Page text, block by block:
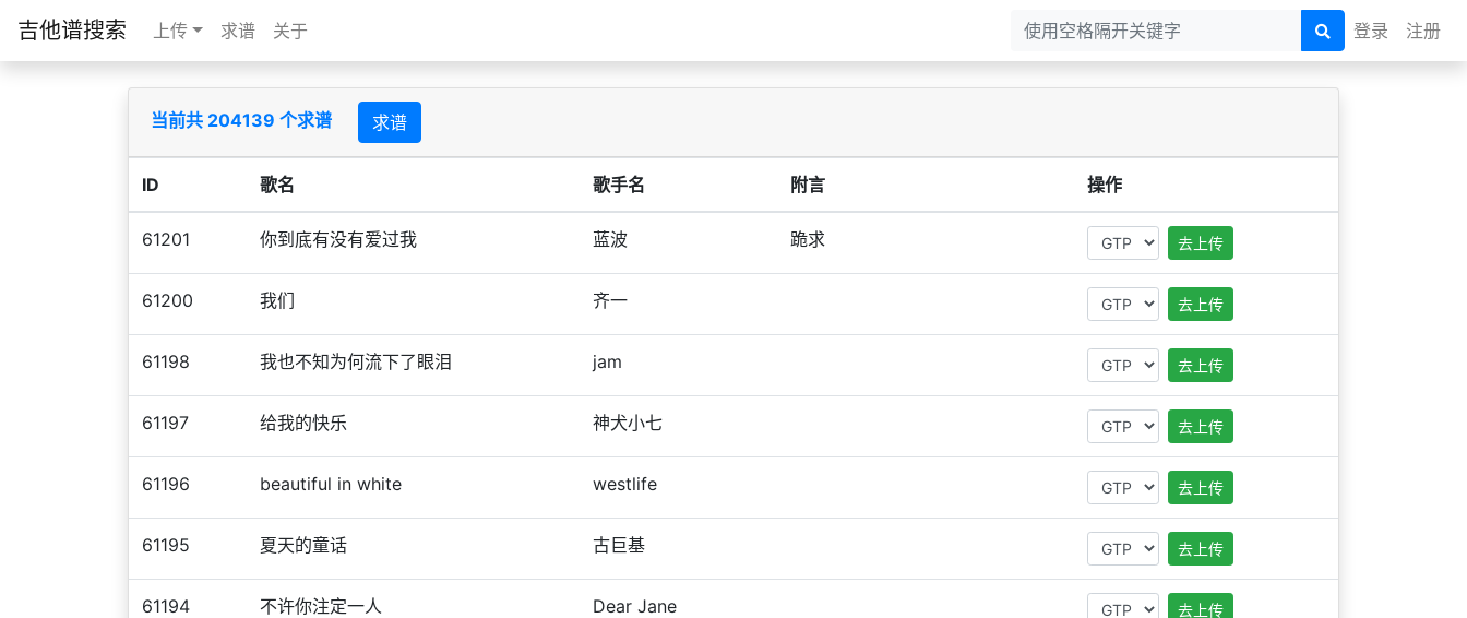
吉他谱搜索 上传 求谱 关于 登录 注册
当前共 204139 个求谱 求谱
ID 歌名 歌手名 附言 操作
61201 你到底有没有爱过我 蓝波 跪求 去上传
61200 我们 齐一 去上传
61198 我也不知为何流下了眼泪 jam 去上传
61197 给我的快乐 神犬小七 去上传
61196 beautiful in white westlife 去上传
61195 夏天的童话 古巨基 去上传
61194 不许你注定一人 Dear Jane 去上传